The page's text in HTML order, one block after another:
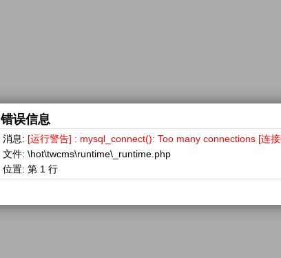
错误信息
消息: [运行警告] : mysql_connect(): Too many connections [连
文件: \hot\twcms\runtime\_runtime.php
位置: 第 1 行